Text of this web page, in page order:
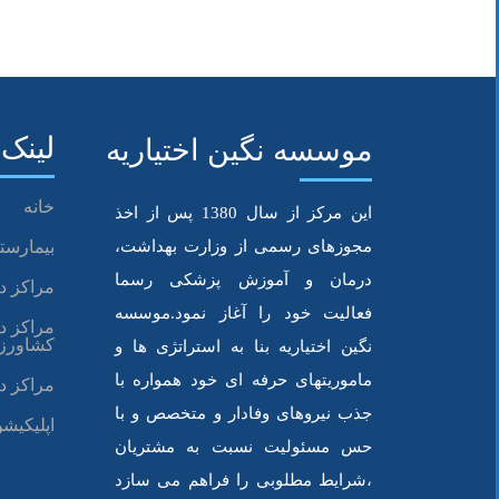
وصل سرم ببینند.
· مراقبت‌های بهداشتی:
دست‌ها و استفاده از تجهیزات استریل
نظارت بر علائم:
پس از وصل سرم،
باید بررسی شود
· مدت زمان درمان:بسته به نوع
باید تحت نظر پزشک انجام شود
موسسه نگین اختیاریه
این مرکز از سال 1380 پس از اخذ
مجوزهای رسمی از وزارت بهداشت،
درمان و آموزش پزشکی رسما
فعالیت خود را آغاز نمود.موسسه
نگین اختیاریه بنا به استراتژی ها و
ماموریتهای حرفه ای خود همواره با
جذب نیروهای وفادار و متخصص و با
حس مسئولیت نسبت به مشتریان
،شرایط مطلوبی را فراهم می سازد
خانه
مراکز
مراکز
مراکز